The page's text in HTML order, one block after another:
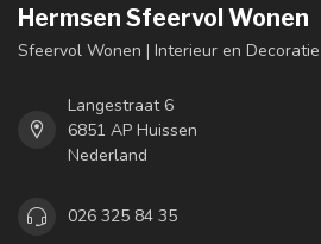
Hermsen Sfeervol Wonen
Sfeervol Wonen | Interieur en Decoratie
Langestraat 6
6851 AP Huissen
Nederland
026 325 84 35